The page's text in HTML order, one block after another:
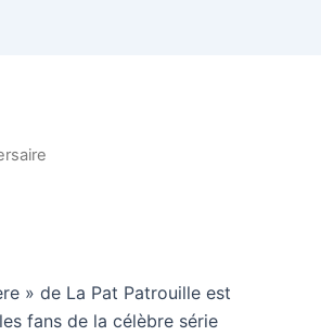
» de La Pat Patrouille est
fans de la célèbre série